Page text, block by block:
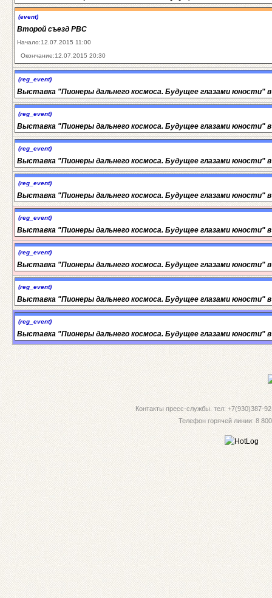
(event)
Второй съезд РВС
Начало:12.07.2015 11:00
Окончание:12.07.2015 20:30
(reg_event)
Выставка "Пионеры дальнего космоса. Будущее глазами юности"
(reg_event)
Выставка "Пионеры дальнего космоса. Будущее глазами юности"
(reg_event)
Выставка "Пионеры дальнего космоса. Будущее глазами юности"
(reg_event)
Выставка "Пионеры дальнего космоса. Будущее глазами юности"
(reg_event)
Выставка "Пионеры дальнего космоса. Будущее глазами юности"
(reg_event)
Выставка "Пионеры дальнего космоса. Будущее глазами юности"
(reg_event)
Выставка "Пионеры дальнего космоса. Будущее глазами юности"
(reg_event)
Выставка "Пионеры дальнего космоса. Будущее глазами юности"
Контакты пресс-службы. тел: +7(930)387-
Телефон горячей линии: 8